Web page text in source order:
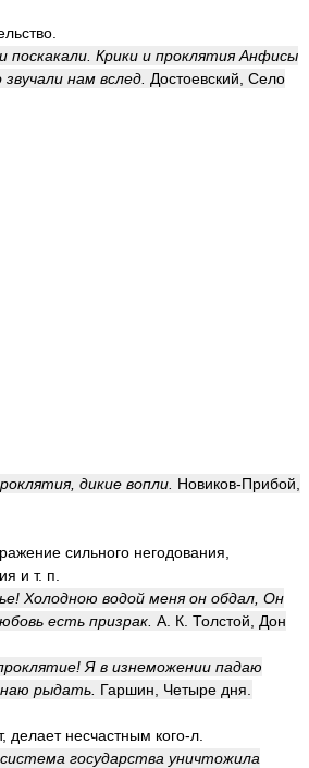
поскакали. Крики и проклятия Анфисы
нам вслед. Достоевский, Село
дикие вопли. Новиков-Прибой,
сильного негодования,
и т. п.
Холодною водой меня он обдал, Он
есть призрак. А. К. Толстой, Дон
Я в изнеможении падаю
рыдать. Гаршин, Четыре дня.
делает несчастным кого-л.
государства уничтожила